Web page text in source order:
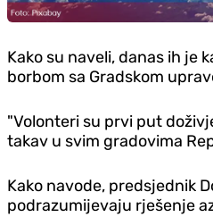
Kako su naveli, danas ih je
borbom sa Gradskom
"Volonteri su prvi put
takav u svim gradovima
Kako navode, predsjednik
podrazumijevaju rješenje